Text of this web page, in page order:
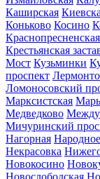
Каширская
Коньково Косино
Краснопресненская
Крестьянская
Мост Кузьминки
проспект
Ломоносовский
Марксистская
Медведково
Мичуринский
Нагорная
Некрасовка
Новокосино
Новослободская